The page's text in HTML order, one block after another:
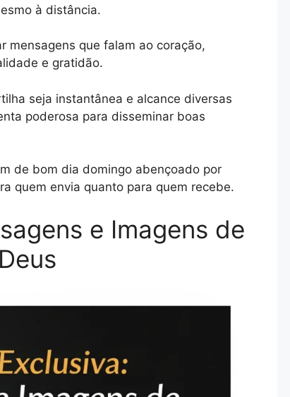
à distância.
mensagens que falam ao coração,
e gratidão.
seja instantânea e alcance diversas
poderosa para disseminar boas
de bom dia domingo abençoado por
quem envia quanto para quem recebe.
e Imagens de